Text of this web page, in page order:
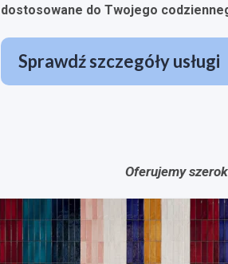
dostosowane do Twojego
Sprawdź szczegóły usługi
Oferujemy